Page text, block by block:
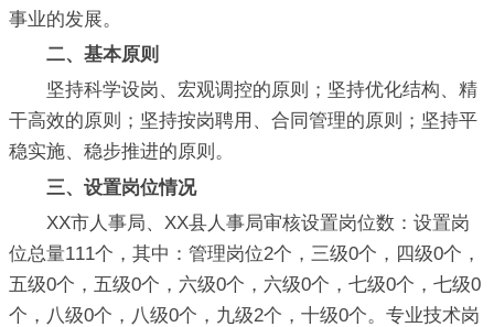
事业的发展。
二、基本原则
坚持科学设岗、宏观调控的原则；坚持优化结构、精
干高效的原则；坚持按岗聘用、合同管理的原则；坚持平
稳实施、稳步推进的原则。
三、设置岗位情况
XX市人事局、XX县人事局审核设置岗位数：设置岗
位总量111个，其中：管理岗位2个，三级0个，四级0个，
五级0个，五级0个，六级0个，六级0个，七级0个，七级0
个，八级0个，八级0个，九级2个，十级0个。专业技术岗